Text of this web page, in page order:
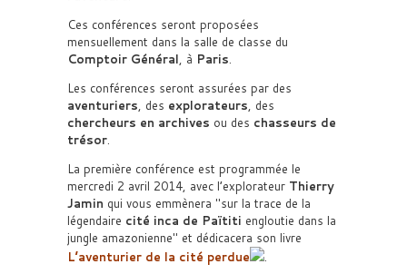
Ces conférences seront proposées
mensuellement dans la salle de classe du
Comptoir Général, à Paris.
Les conférences seront assurées par des
aventuriers, des explorateurs, des
chercheurs en archives ou des chasseurs de
trésor.
La première conférence est programmée le
mercredi 2 avril 2014, avec l’explorateur Thierry
Jamin qui vous emmènera
sur la trace de la
légendaire cité inca de Païtiti engloutie dans la
jungle amazonienne
et dédicacera son livre
L’aventurier de la cité perdue
.